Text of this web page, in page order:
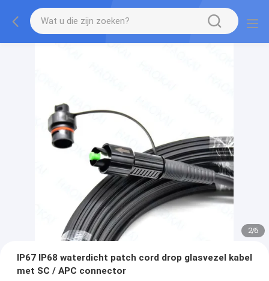
2/6
IP67 IP68 waterdicht patch cord drop glasvezel kabel
met SC / APC connector